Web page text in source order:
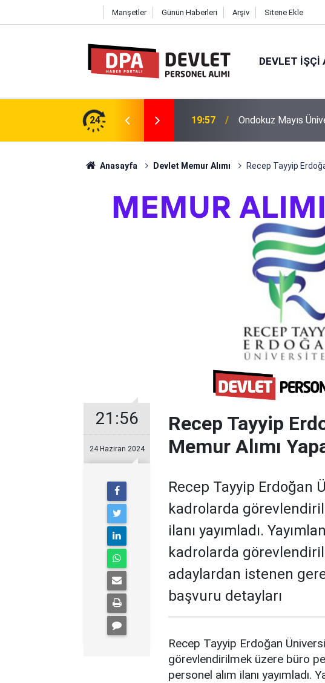
Manşetler Günün Haberleri Arşiv Sitene Ekle
DEVLET İŞÇI
24
| Başvuru Rehberi 19:57 Ondokuz Mayıs
Anasayfa Devlet Memur Alımı Recep Tayyip
21:56
24 Haziran 2024
Recep Tayyip
Memur Alımı
Recep Tayyip Erdoğan
kadrolarda
ilanı yayımladı.
kadrolarda
adaylardan istenen
başvuru detayları
Recep Tayyip Erdoğan
görevlendirilmek üzere büro
personel alım ilanı yayımladı.